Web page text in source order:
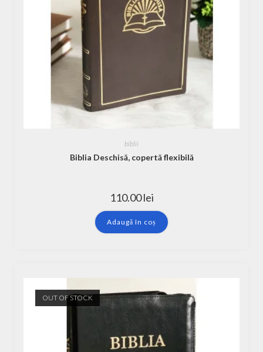
biblii
Biblia Deschisă, copertă flexibilă
110.00lei
Adaugă în coș
OUT OF STOCK